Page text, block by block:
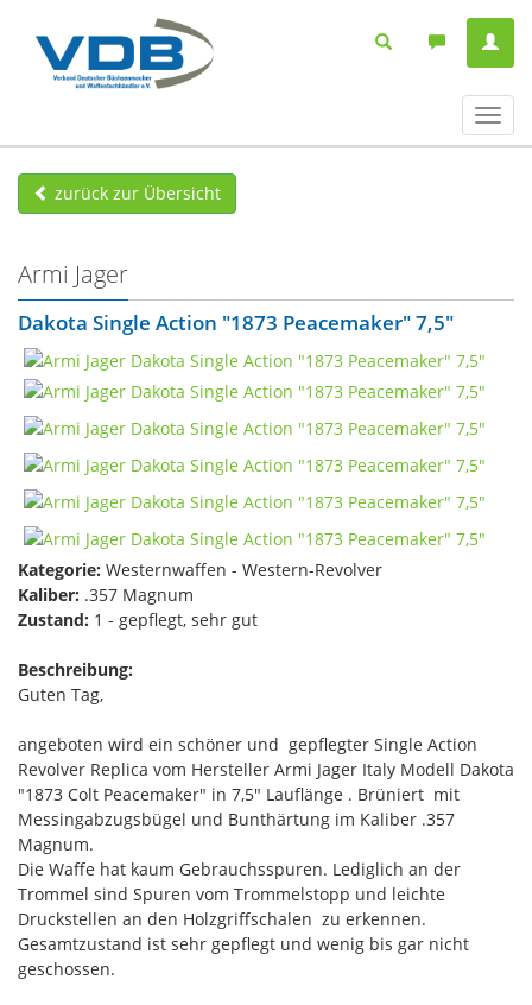
ein-/
zurück zur Übersicht
Armi Jager
Dakota Single Action "1873 Peacemaker" 7,5"
Kategorie: Westernwaffen - Western-Revolver
Kaliber: .357 Magnum
Zustand: 1 - gepflegt, sehr gut
Beschreibung:
Guten Tag,
angeboten wird ein schöner und gepflegter Single Action
Revolver Replica vom Hersteller Armi Jager Italy Modell Dakota
"1873 Colt Peacemaker" in 7,5" Lauflänge . Brüniert mit
Messingabzugsbügel und Bunthärtung im Kaliber .357
Magnum.
Die Waffe hat kaum Gebrauchsspuren. Lediglich an der
Trommel sind Spuren vom Trommelstopp und leichte
Druckstellen an den Holzgriffschalen zu erkennen.
Gesamtzustand ist sehr gepflegt und wenig bis gar nicht
geschossen.